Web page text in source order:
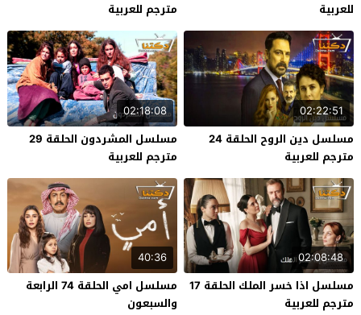
للعربية
مترجم للعربية
02:22:51
مسلسل دين الروح الحلقة 24
مترجم للعربية
02:18:08
مسلسل المشردون الحلقة 29
مترجم للعربية
02:08:48
مسلسل اذا خسر الملك الحلقة 17
مترجم للعربية
40:36
مسلسل امي الحلقة 74 الرابعة
والسبعون